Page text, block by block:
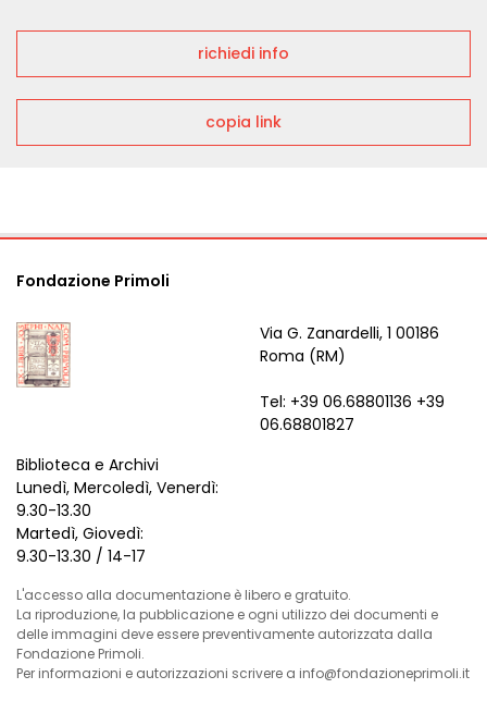
richiedi info
copia link
Fondazione Primoli
Via G. Zanardelli, 1 00186
Roma (RM)
Tel: +39 06.68801136 +39
06.68801827
Biblioteca e Archivi
Lunedì, Mercoledì, Venerdì:
9.30-13.30
Martedì, Giovedì:
9.30-13.30 / 14-17
L'accesso alla documentazione è libero e gratuito.
La riproduzione, la pubblicazione e ogni utilizzo dei documenti e
delle immagini deve essere preventivamente autorizzata dalla
Fondazione Primoli.
Per informazioni e autorizzazioni scrivere a info@fondazioneprimoli.it